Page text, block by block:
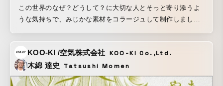
この世界のなぜ？どうして？に大切な人とそっと寄り添うよ
うな気持ちで、みじかな素材をコラージュして制作しまし
KOO-KI /空気株式会社 KOO-KI Co.,Ltd.
木綿 達史 Tatsushi Momen